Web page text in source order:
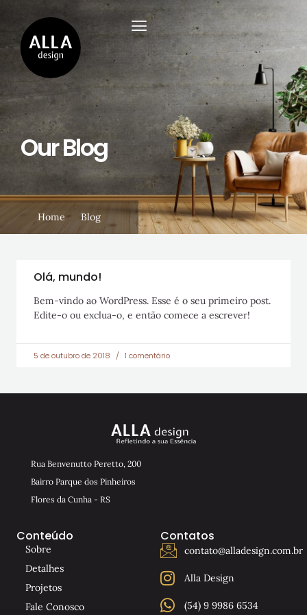
Home Blog
Our Blog
Olá, mundo!
Bem-vindo ao WordPress. Esse é o seu primeiro post.
Edite-o ou exclua-o, e então comece a escrever!
5 de outubro de 2018 1 comentário
Rua Benvenutto Peretto, 200
Bairro Parque dos Pinheiros
Flores da Cunha - RS
Conteúdo
Sobre
Detalhes
Projetos
Fale Conosco
Contatos
contato@alladesign.com.br
Alla Design
(54) 9 9986 6534